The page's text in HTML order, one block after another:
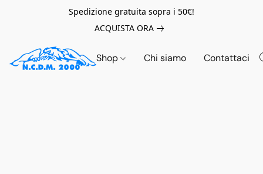
Spedizione gratuita sopra i 50€!
ACQUISTA ORA
Shop Chi siamo Contattaci